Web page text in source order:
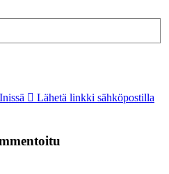
Lähetä linkki sähköpostilla